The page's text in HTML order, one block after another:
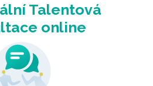
Talentová
online